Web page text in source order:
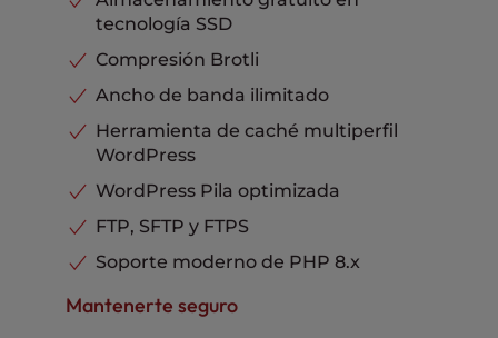
Integración Cloudflare
Asistencia telefónica, por chat
Copias de seguridad remotas
Plugin de migraciones gratuito
Temas personalizados
Incluye
Actualización automática de
plugins
Caché avanzado
Incluye
Asistencia telefónica, por chat
tecnología SSD
Compresión Brotli
Ancho de banda ilimitado
Herramienta de caché multiperfil
WordPress
WordPress Pila optimizada
FTP, SFTP y FTPS
Soporte moderno de PHP 8.x
Mantenerte seguro